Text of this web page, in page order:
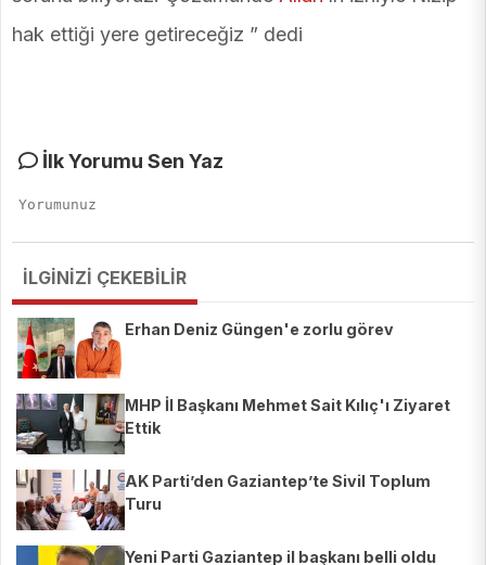
hak ettiği yere getireceğiz ” dedi
İlk Yorumu Sen Yaz
İLGİNİZİ ÇEKEBİLİR
Erhan Deniz Güngen'e zorlu görev
MHP İl Başkanı Mehmet Sait Kılıç'ı Ziyaret
Ettik
AK Parti’den Gaziantep’te Sivil Toplum
Turu
Yeni Parti Gaziantep il başkanı belli oldu